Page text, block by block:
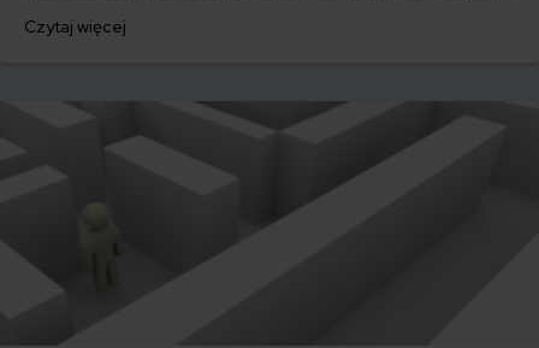
500 zł, inni – powyżej 1500 zł. Gdzie znaleźć najtańsze OC w Polsce
Czytaj więcej